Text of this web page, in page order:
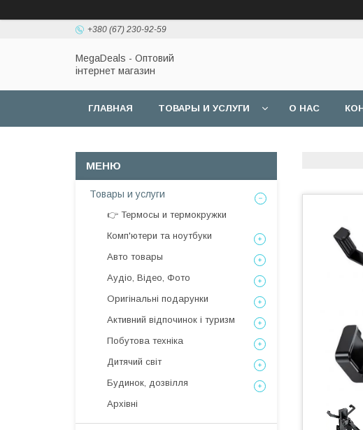
+380 (67) 230-92-59
MegaDeals - Оптовий
інтернет магазин
ГЛАВНАЯ ТОВАРЫ И УСЛУГИ О НАС
Товары и услуги
👉 Термосы и термокружки
Комп'ютери та ноутбуки
Авто товары
Аудіо, Відео, Фото
Оригінальні подарунки
Активний відпочинок і туризм
Побутова техніка
Дитячий світ
Будинок, дозвілля
Архівні